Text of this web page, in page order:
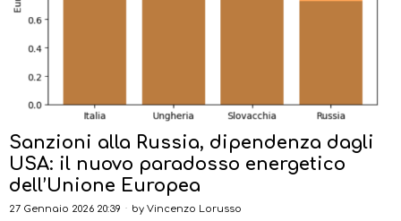
Sanzioni alla Russia, dipendenza dagli
USA: il nuovo paradosso energetico
dell’Unione Europea
27 Gennaio 2026 20:39 by Vincenzo Lorusso